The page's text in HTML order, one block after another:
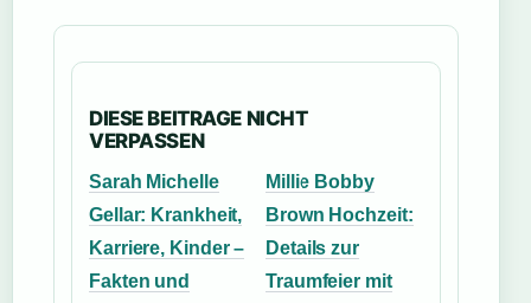
DIESE BEITRAGE NICHT
VERPASSEN
Sarah Michelle
Gellar: Krankheit,
Karriere, Kinder –
Fakten und
Millie Bobby
Brown Hochzeit:
Details zur
Traumfeier mit